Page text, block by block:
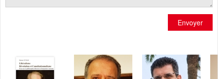
Envoyer